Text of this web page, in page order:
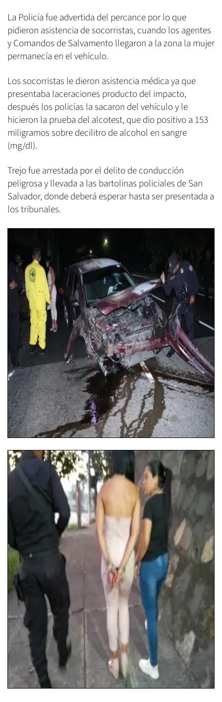
La Policía fue advertida del percance por lo que
pidieron asistencia de socorristas, cuando los agentes
y Comandos de Salvamento llegaron a la zona la mujer
permanecía en el vehículo.
Los socorristas le dieron asistencia médica ya que
presentaba laceraciones producto del impacto,
después los policías la sacaron del vehículo y le
hicieron la prueba del alcotest, que dio positivo a 153
miligramos sobre decilitro de alcohol en sangre
(mg/dl).
Trejo fue arrestada por el delito de conducción
peligrosa y llevada a las bartolinas policiales de San
Salvador, donde deberá esperar hasta ser presentada a
los tribunales.